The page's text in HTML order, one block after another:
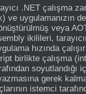
.NET çalışma
ve uygulamanızın
veya
ikilileri,
hızında
birlikte çalışma
soyutlandığı
gerek
istemci